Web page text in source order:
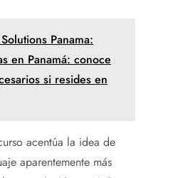
Panama:
en Panamá: conoce
si resides en
acentúa la idea de
aparentemente más